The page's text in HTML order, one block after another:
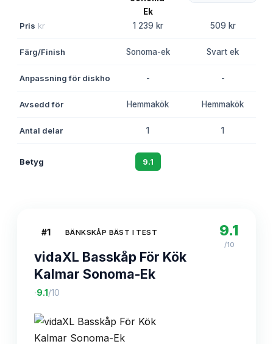
Pris kr 1 239 kr 509 kr
Färg/Finish Sonoma-ek Svart ek
Anpassning för diskho - -
Avsedd för Hemmakök Hemmakök
Antal delar 1 1
Betyg 9.1
#1 BÄNKSKÅP BÄST I TEST
vidaXL Basskåp För Kök
Kalmar Sonoma-Ek
·9.1 /10
9.1
/10